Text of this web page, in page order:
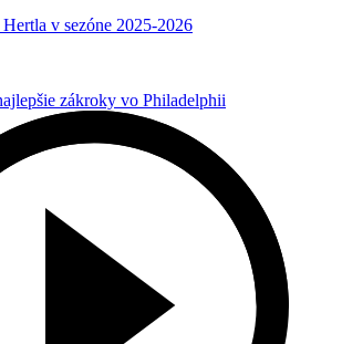
v sezóne 2025-2026